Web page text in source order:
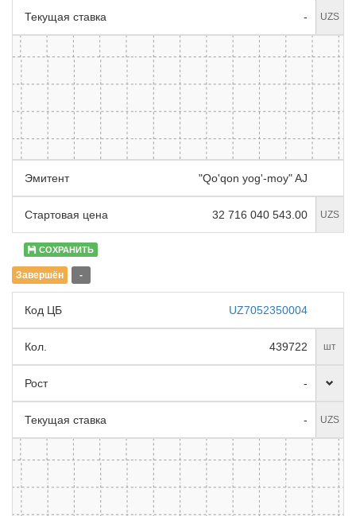
Текущая ставка - UZS
Эмитент "Qo'qon yog'-moy" AJ
Стартовая цена 32 716 040 543.00 UZS
СОХРАНИТЬ
Завершён -
Код ЦБ UZ7052350004
Кол. 439722 шт
Рост -
Текущая ставка - UZS